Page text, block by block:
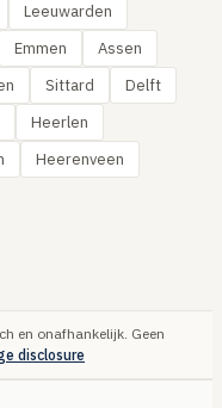
Leeuwarden
Emmen
Assen
Sittard
Delft
Heerlen
Heerenveen
en onafhankelijk. Geen
disclosure